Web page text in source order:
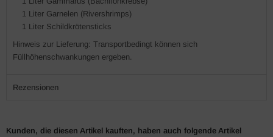
1 Liter Garnelen (Rivershrimps)
1 Liter Schildkrötensticks
Hinweis zur Lieferung: Transportbedingt können sich
Füllhöhenschwankungen ergeben.
Rezensionen
Kunden, die diesen Artikel kauften, haben auch folgende Artikel